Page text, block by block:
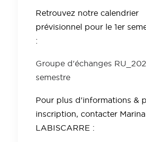
Retrouvez notre calendrier
prévisionnel pour le 1er
:
Groupe d'échanges
semestre
Pour plus d'informations &
inscription, contacter Marina
LABISCARRE :